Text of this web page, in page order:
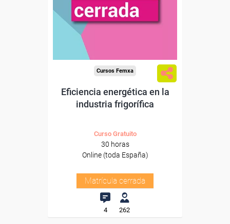
Cursos Femxa
Eficiencia energética en la
industria frigorífica
Curso Gratuito
30 horas
Online (toda España)
Matrícula cerrada
4 262